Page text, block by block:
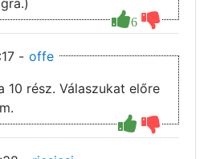
6
- offe
10 rész. Válaszukat előre